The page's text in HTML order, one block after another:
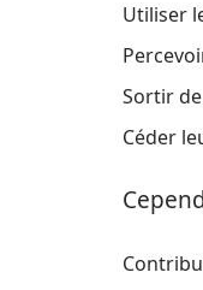
Utiliser
Sortir
Céder